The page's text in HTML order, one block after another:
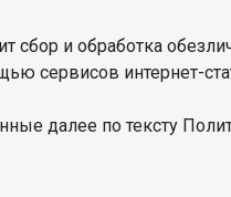
сбор и обработка
сервисов интернет-
далее по тексту